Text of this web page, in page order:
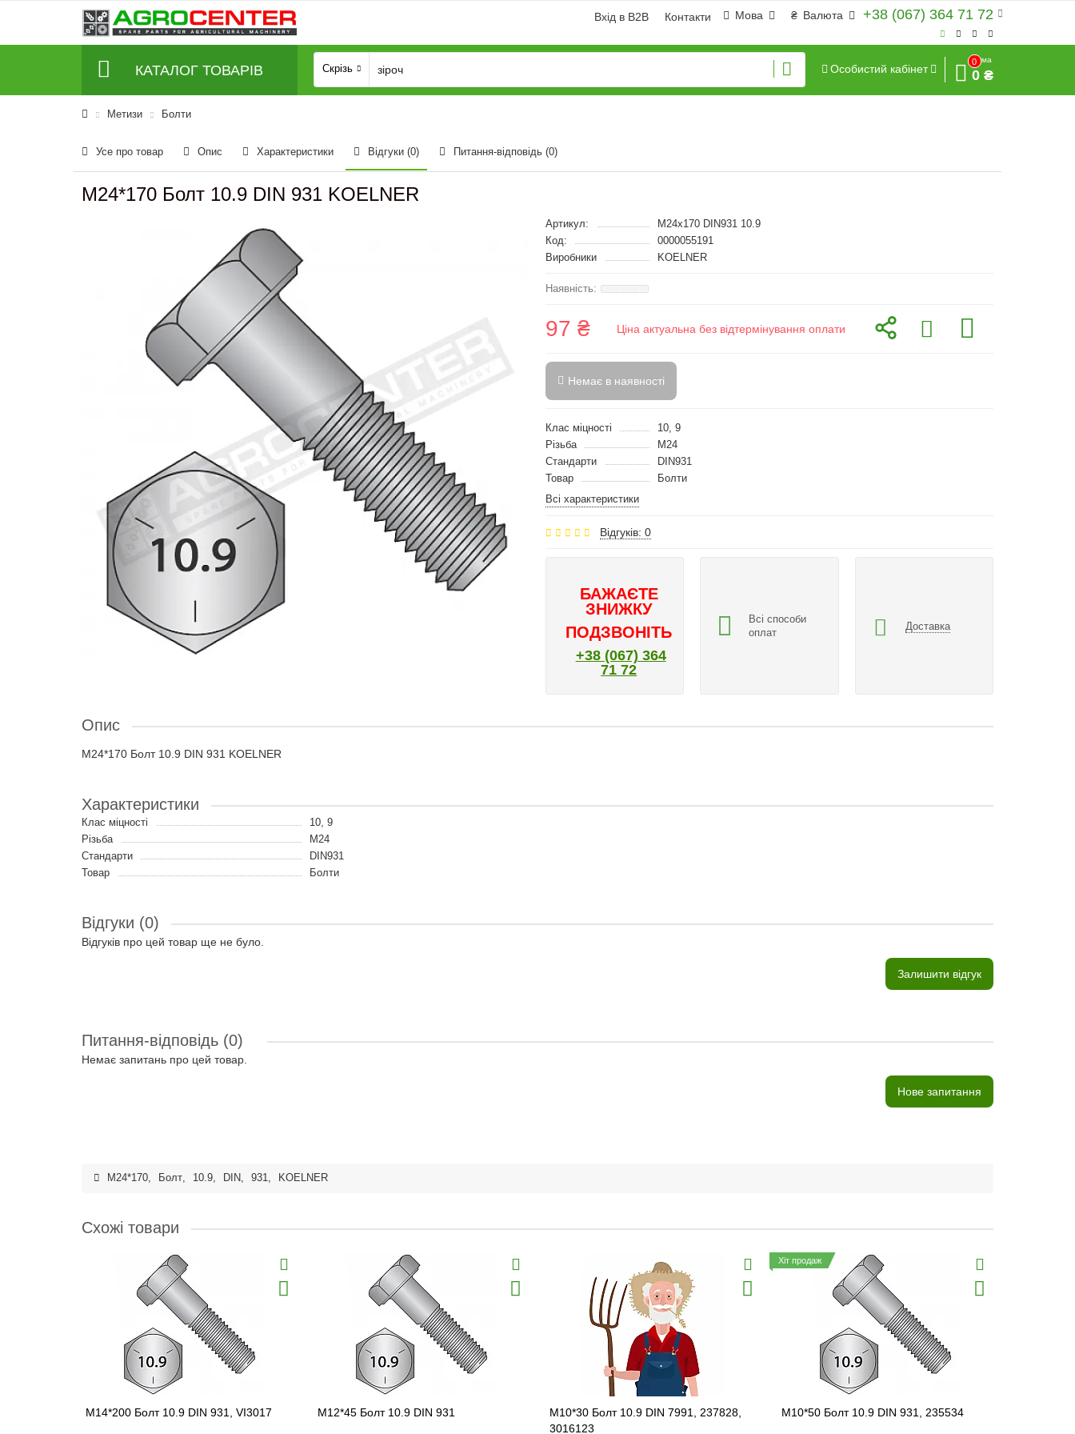
+38 (067) 364 71 72
₴ Валюта
Мова
Вхід в B2B Контакти
КАТАЛОГ ТОВАРІВ Скрізь Особистий кабінет
0
Сума
0 ₴
Метизи Болти
Усе про товар Опис Характеристики Відгуки (0) Питання-відповідь (0)
M24*170 Болт 10.9 DIN 931 KOELNER
Артикул:
M24x170 DIN931 10.9
Код:
0000055191
Виробники
KOELNER
97 ₴ Ціна актуальна без відтермінування оплати
Немає в наявності
Клас міцності
10, 9
Різьба
M24
Стандарти
DIN931
Товар
Болти
Всі характеристики
Відгуків: 0
БАЖАЄТЕ
ЗНИЖКУ
ПОДЗВОНІТЬ
+38 (067) 364
71 72
Всі способи
оплат
Доставка
Опис
M24*170 Болт 10.9 DIN 931 KOELNER
Характеристики
Клас міцності
10, 9
Різьба
M24
Стандарти
DIN931
Товар
Болти
Відгуки (0)
Відгуків про цей товар ще не було.
Залишити відгук
Питання-відповідь (0)
Немає запитань про цей товар.
Нове запитання
M24*170, Болт, 10.9, DIN, 931, KOELNER
Схожі товари
M14*200 Болт 10.9 DIN 931, VI3017 M12*45 Болт 10.9 DIN 931
M10*30 Болт 10.9 DIN 7991, 237828,
3016123
Хіт продаж
M10*50 Болт 10.9 DIN 931, 235534